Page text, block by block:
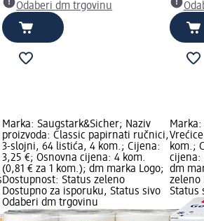
Odaberi dm trgovinu
Marka: Saugstark&Sicher; Naziv
proizvoda: Classic papirnati ručnici,
3-slojni, 64 listića, 4 kom.; Cijena:
3,25 €; Osnovna cijena: 4 kom.
(0,81 € za 1 kom.); dm marka Logo;
Dostupnost: Status zeleno
Dostupno za isporuku, Status sivo
Odaberi dm trgovinu
kom.;
cijena:
dm
zeleno
Status